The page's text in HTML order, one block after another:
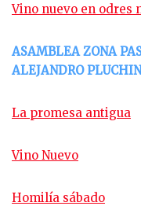
Vino nuevo en odres
ASAMBLEA ZONA
ALEJANDRO
La promesa antigua
Vino Nuevo
Homilía sábado